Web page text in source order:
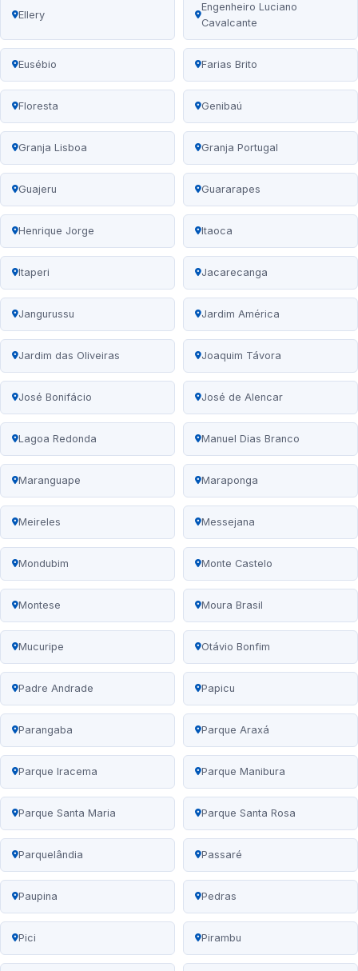
Ellery
Engenheiro Luciano
Cavalcante
Eusébio Farias Brito
Floresta Genibaú
Granja Lisboa Granja Portugal
Guajeru Guararapes
Henrique Jorge Itaoca
Itaperi Jacarecanga
Jangurussu Jardim América
Jardim das Oliveiras Joaquim Távora
José Bonifácio José de Alencar
Lagoa Redonda Manuel Dias Branco
Maranguape Maraponga
Meireles Messejana
Mondubim Monte Castelo
Montese Moura Brasil
Mucuripe Otávio Bonfim
Padre Andrade Papicu
Parangaba Parque Araxá
Parque Iracema Parque Manibura
Parque Santa Maria Parque Santa Rosa
Parquelândia Passaré
Paupina Pedras
Pici Pirambu